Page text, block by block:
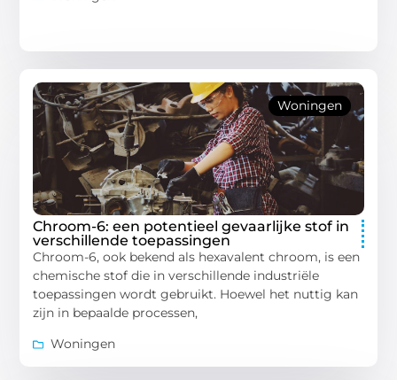
Woningen
Chroom-6: een potentieel gevaarlijke stof in
verschillende toepassingen
Chroom-6, ook bekend als hexavalent chroom, is een
chemische stof die in verschillende industriële
toepassingen wordt gebruikt. Hoewel het nuttig kan
zijn in bepaalde processen,
Woningen